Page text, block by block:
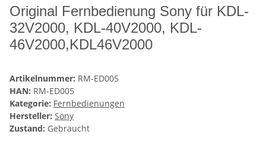
Original Fernbedienung Sony für KDL-
32V2000, KDL-40V2000, KDL-
46V2000,KDL46V2000
Artikelnummer: RM-ED005
HAN: RM-ED005
Kategorie: Fernbedienungen
Hersteller: Sony
Zustand: Gebraucht